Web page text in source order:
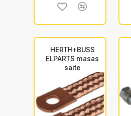
HERTH+BUSS
ELPARTS masas
saite